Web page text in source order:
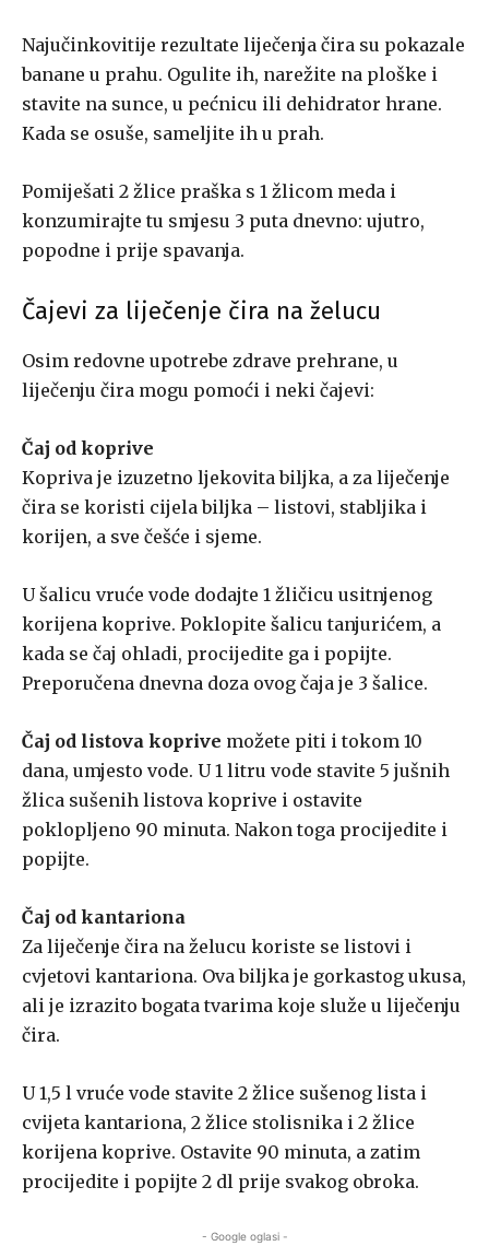
Najučinkovitije rezultate liječenja čira su pokazale
banane u prahu. Ogulite ih, narežite na ploške i
stavite na sunce, u pećnicu ili dehidrator hrane.
Kada se osuše, sameljite ih u prah.
Pomiješati 2 žlice praška s 1 žlicom meda i
konzumirajte tu smjesu 3 puta dnevno: ujutro,
popodne i prije spavanja.
Čajevi za liječenje čira na želucu
Osim redovne upotrebe zdrave prehrane, u
liječenju čira mogu pomoći i neki čajevi:
Čaj od koprive
Kopriva je izuzetno ljekovita biljka, a za liječenje
čira se koristi cijela biljka – listovi, stabljika i
korijen, a sve češće i sjeme.
U šalicu vruće vode dodajte 1 žličicu usitnjenog
korijena koprive. Poklopite šalicu tanjurićem, a
kada se čaj ohladi, procijedite ga i popijte.
Preporučena dnevna doza ovog čaja je 3 šalice.
Čaj od listova koprive možete piti i tokom 10
dana, umjesto vode. U 1 litru vode stavite 5 jušnih
žlica sušenih listova koprive i ostavite
poklopljeno 90 minuta. Nakon toga procijedite i
popijte.
Čaj od kantariona
Za liječenje čira na želucu koriste se listovi i
cvjetovi kantariona. Ova biljka je gorkastog ukusa,
ali je izrazito bogata tvarima koje služe u liječenju
čira.
U 1,5 l vruće vode stavite 2 žlice sušenog lista i
cvijeta kantariona, 2 žlice stolisnika i 2 žlice
korijena koprive. Ostavite 90 minuta, a zatim
procijedite i popijte 2 dl prije svakog obroka.
- Google oglasi -